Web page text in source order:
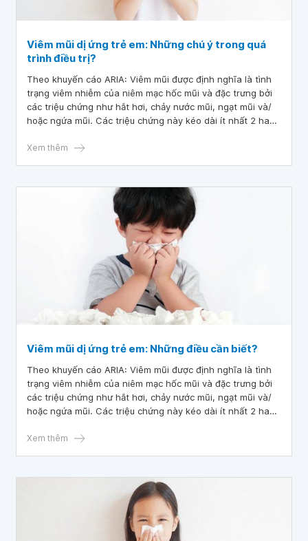
Viêm mũi dị ứng trẻ em: Những chú ý trong quá
trình điều trị?
Theo khuyến cáo ARIA: Viêm mũi được định nghĩa là tình
trạng viêm nhiễm của niêm mạc hốc mũi và đặc trưng bởi
các triệu chứng như hắt hơi, chảy nước mũi, ngạt mũi và/
hoặc ngứa mũi. Các triệu chứng này kéo dài ít nhất 2 hay
các ngày. Viêm mũi dị ứng được xác định khi các triệu
Xem thêm
Viêm mũi dị ứng trẻ em: Những điều cần biết?
Theo khuyến cáo ARIA: Viêm mũi được định nghĩa là tình
trạng viêm nhiễm của niêm mạc hốc mũi và đặc trưng bởi
các triệu chứng như hắt hơi, chảy nước mũi, ngạt mũi và/
hoặc ngứa mũi. Các triệu chứng này kéo dài ít nhất 2 hay
các ngày. Viêm mũi dị ứng được xác định khi các triệu
Xem thêm